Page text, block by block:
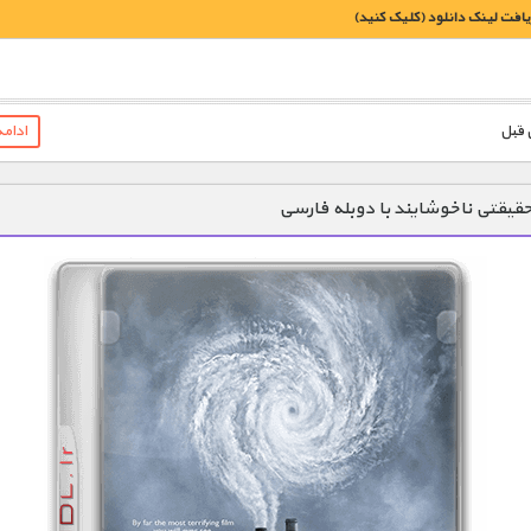
لينک دانلود (کليک کنيد)
1900 تومان – خريد لينک دانلود (افزودن به سبد خريد)
ناخوشایند با دوبله فارسی